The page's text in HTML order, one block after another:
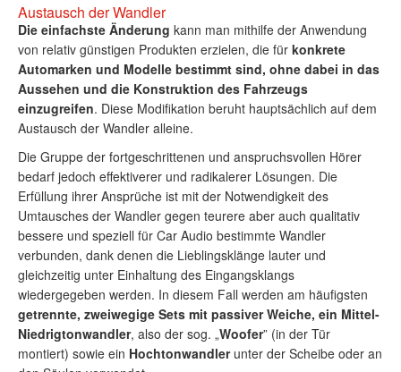
Austausch der Wandler
Die einfachste Änderung kann man mithilfe der Anwendung
von relativ günstigen Produkten erzielen, die für konkrete
Automarken und Modelle bestimmt sind, ohne dabei in das
Aussehen und die Konstruktion des Fahrzeugs
einzugreifen. Diese Modifikation beruht hauptsächlich auf dem
Austausch der Wandler alleine.
Die Gruppe der fortgeschrittenen und anspruchsvollen Hörer
bedarf jedoch effektiverer und radikalerer Lösungen. Die
Erfüllung ihrer Ansprüche ist mit der Notwendigkeit des
Umtausches der Wandler gegen teurere aber auch qualitativ
bessere und speziell für Car Audio bestimmte Wandler
verbunden, dank denen die Lieblingsklänge lauter und
gleichzeitig unter Einhaltung des Eingangsklangs
wiedergegeben werden. In diesem Fall werden am häufigsten
getrennte, zweiwegige Sets mit passiver Weiche, ein Mittel-
Niedrigtonwandler, also der sog. „Woofer” (in der Tür
montiert) sowie ein Hochtonwandlerunter der Scheibe oder an